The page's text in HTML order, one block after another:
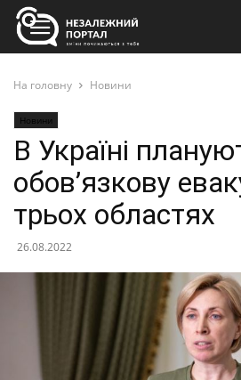
На головну Новини
Новини
В Україні
обов’язкову
трьох областях
26.08.2022